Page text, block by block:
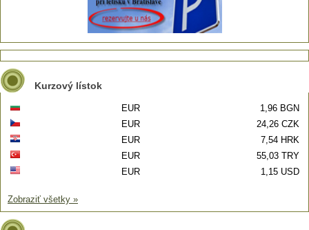
Kurzový lístok
EUR
1,96 BGN
EUR
24,26 CZK
EUR
7,54 HRK
EUR
55,03 TRY
EUR
1,15 USD
Zobraziť všetky »